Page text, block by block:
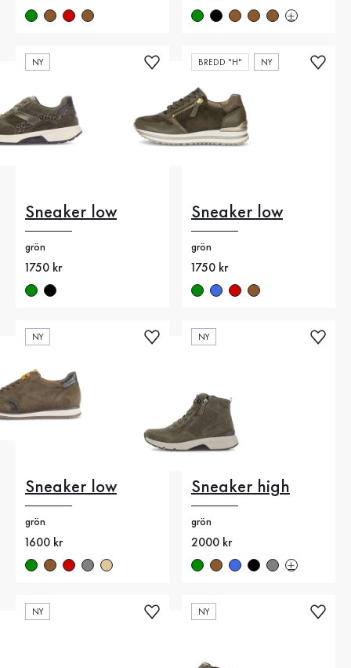
NY
Sneaker low
grön
Nytt pris
1750 kr
BREDD "H" NY
Sneaker low
grön
Nytt pris
1750 kr
NY
Sneaker low
grön
Nytt pris
1600 kr
NY
Sneaker high
grön
Nytt pris
2000 kr
NY NY